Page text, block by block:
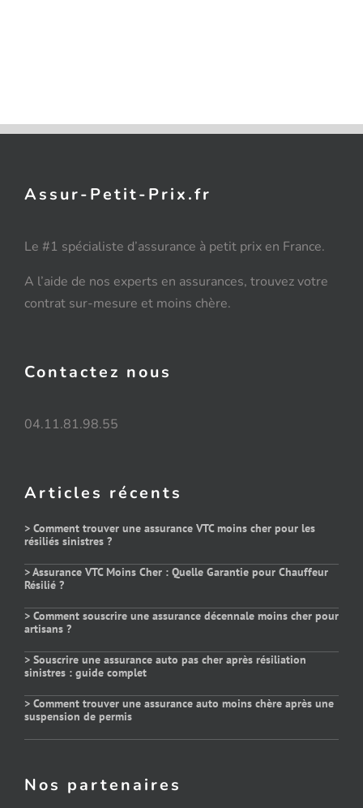
Assur-Petit-Prix.fr
Le #1 spécialiste d’assurance à petit prix en France.
A l’aide de nos experts en assurances, trouvez votre
contrat sur-mesure et moins chère.
Articles récents
> Comment trouver une assurance VTC moins cher pour les
résiliés sinistres ?
> Assurance VTC Moins Cher : Quelle Garantie pour Chauffeur
Résilié ?
> Comment souscrire une assurance décennale moins cher pour
artisans ?
> Souscrire une assurance auto pas cher après résiliation
sinistres : guide complet
> Comment trouver une assurance auto moins chère après une
suspension de permis
Contactez nous
04.11.81.98.55
Nos partenaires